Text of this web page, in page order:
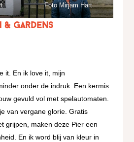
Foto Mirjam Hart
& Gardens
it. En ik love it, mijn
onder de indruk. Een kermis
gevuld vol met spelautomaten.
van vergane glorie. Gratis
grijpen, maken deze Pier een
En ik word blij van kleur in